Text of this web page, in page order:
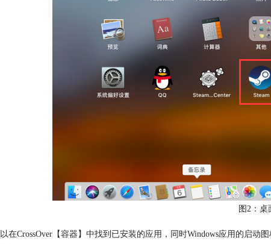
图2：桌
在CrossOver【容器】中找到已安装的应用，同时Windows应用的启动